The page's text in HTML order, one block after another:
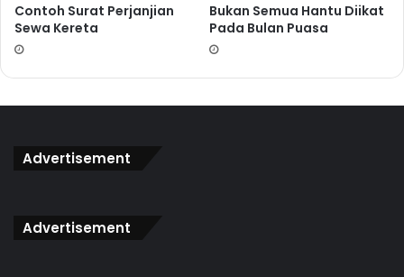
Contoh Surat Perjanjian
Sewa Kereta
Bukan Semua Hantu Diikat
Pada Bulan Puasa
Advertisement
Advertisement